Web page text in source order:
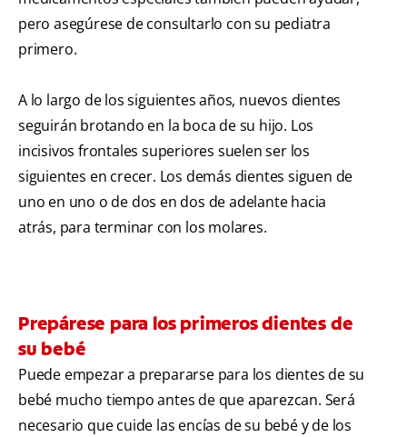
pero asegúrese de consultarlo con su pediatra
primero.
A lo largo de los siguientes años, nuevos dientes
seguirán brotando en la boca de su hijo. Los
incisivos frontales superiores suelen ser los
siguientes en crecer. Los demás dientes siguen de
uno en uno o de dos en dos de adelante hacia
atrás, para terminar con los molares.
Prepárese para los primeros dientes de
su bebé
Puede empezar a prepararse para los dientes de su
bebé mucho tiempo antes de que aparezcan. Será
necesario que cuide las encías de su bebé y de los